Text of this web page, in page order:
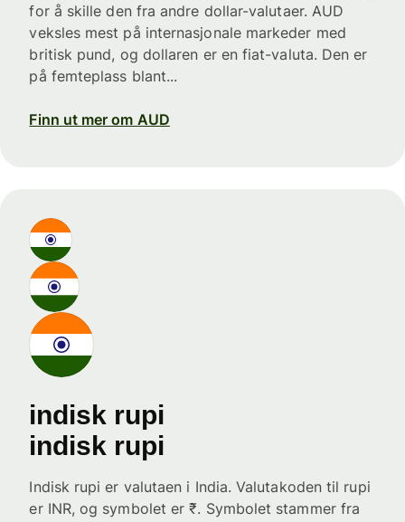
for å skille den fra andre dollar-valutaer. AUD
veksles mest på internasjonale markeder med
britisk pund, og dollaren er en fiat-valuta. Den er
på femteplass blant...
Finn ut mer om AUD
indisk rupi
indisk rupi
Indisk rupi er valutaen i India. Valutakoden til rupi
er INR, og symbolet er ₹. Symbolet stammer fra